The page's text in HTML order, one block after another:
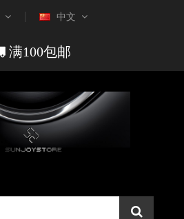
中文
满100包邮